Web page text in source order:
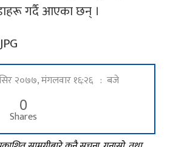
गर्दै आएका छन् ।
२०७७, मंगलवार १६:२६ : बजे
0
Shares